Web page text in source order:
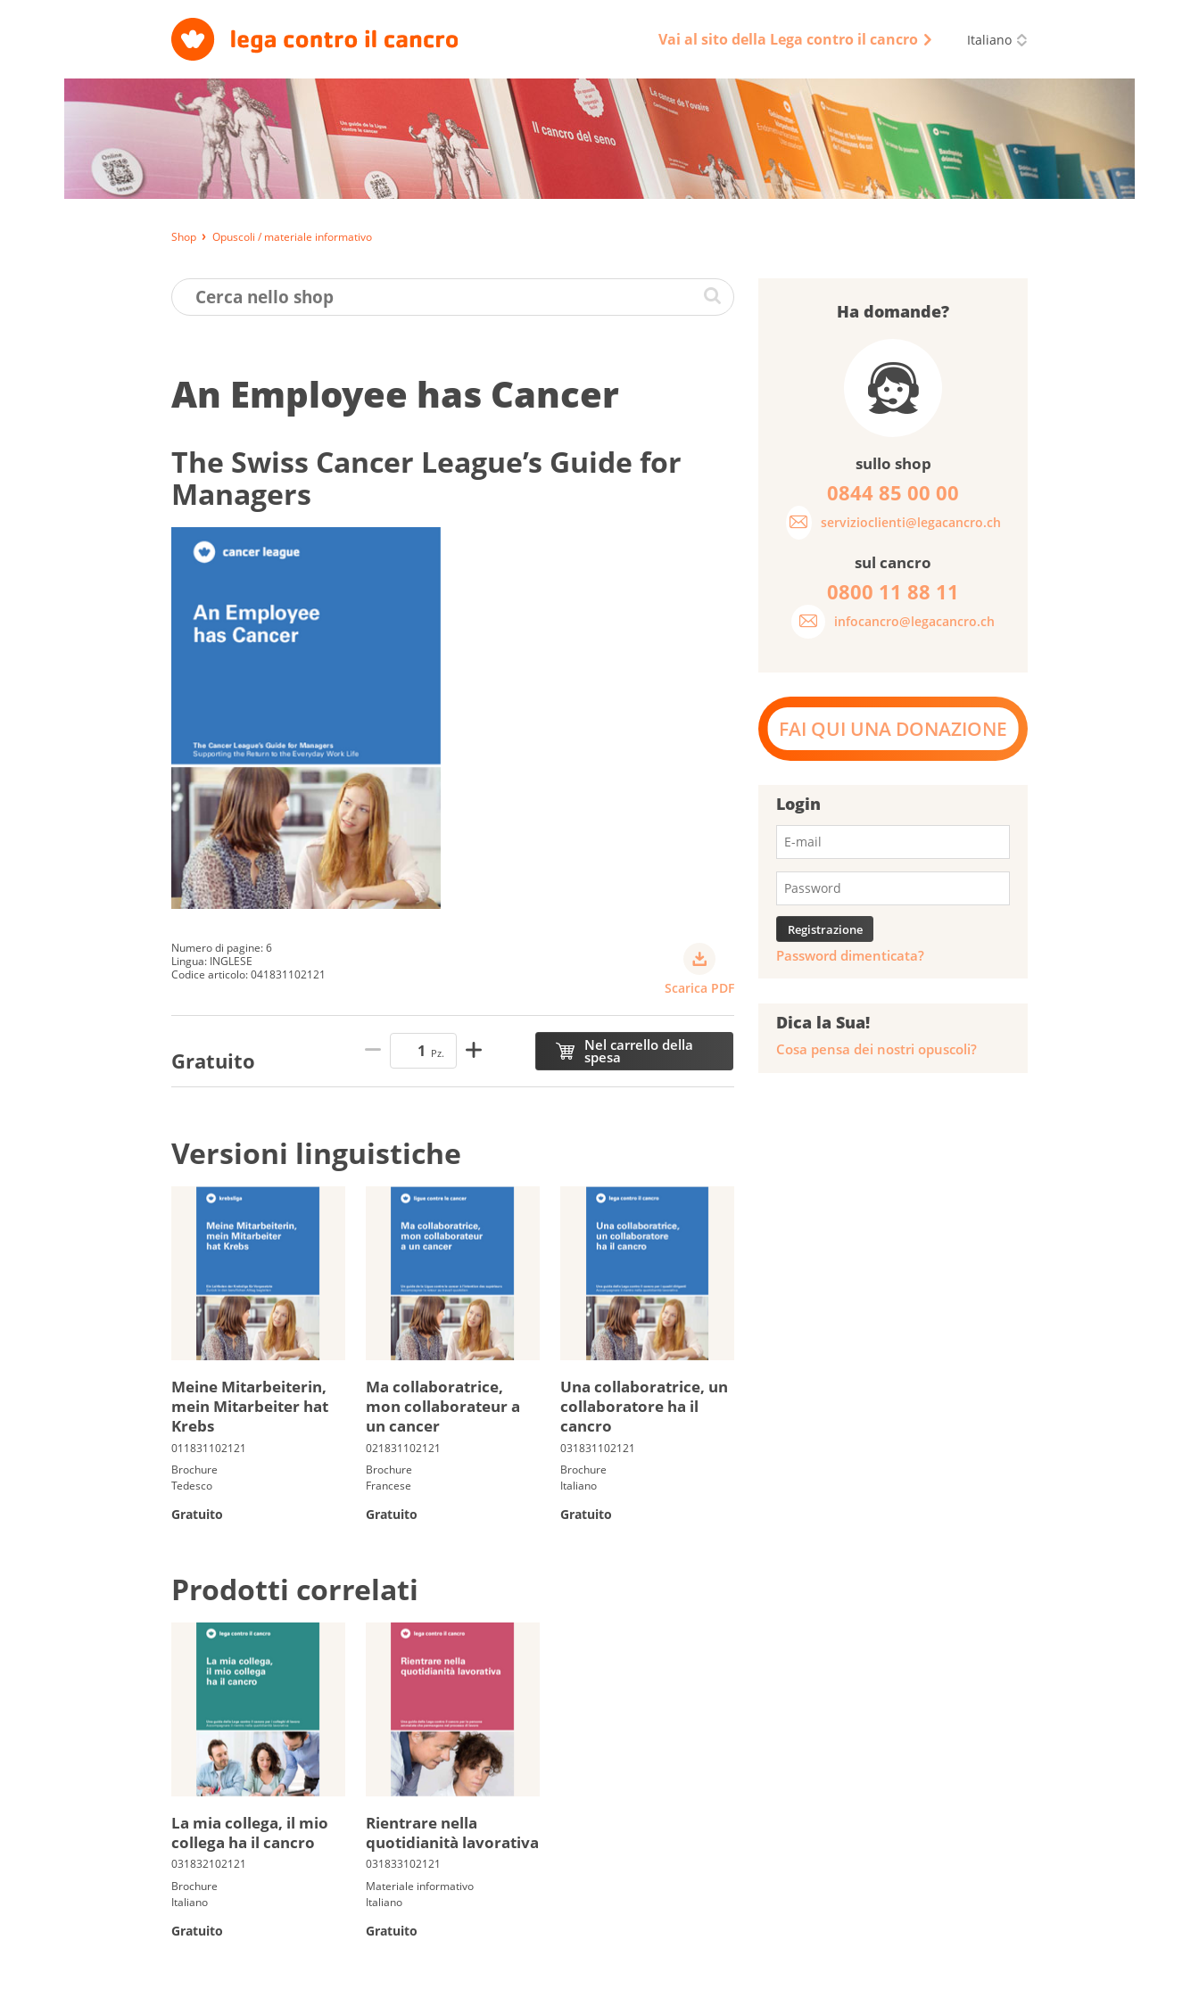
Vai al sito della Lega contro il cancro Italiano
Shop Opuscoli / materiale informativo
An Employee has Cancer
The Swiss Cancer League’s Guide for
Managers
Numero di pagine: 6
Lingua: INGLESE
Codice articolo: 041831102121
Scarica PDF
Gratuito Pz. Nel carrello della
spesa
Versioni linguistiche
Mei­ne Mit­ar­bei­te­rin,
mein Mit­ar­bei­ter hat
Krebs
Brochure
Tedesco
Gratuito
Ma col­la­bo­ra­trice,
mon col­la­bo­ra­teur a
un can­cer
Brochure
Francese
Gratuito
Una collaboratrice, un
collaboratore ha il
cancro
Brochure
Italiano
Gratuito
Prodotti correlati
La mia collega, il mio
collega ha il cancro
Brochure
Italiano
Gratuito
Rientrare nella
quotidianità lavorativa
Materiale informativo
Italiano
Gratuito
Ha domande?
sullo shop
0844 85 00 00
servizioclienti@legacancro.ch
sul cancro
0800 11 88 11
infocancro@legacancro.ch
FAI QUI UNA DONAZIONE
Login
Password dimenticata?
Dica la Sua!
Cosa pensa dei nostri opuscoli?